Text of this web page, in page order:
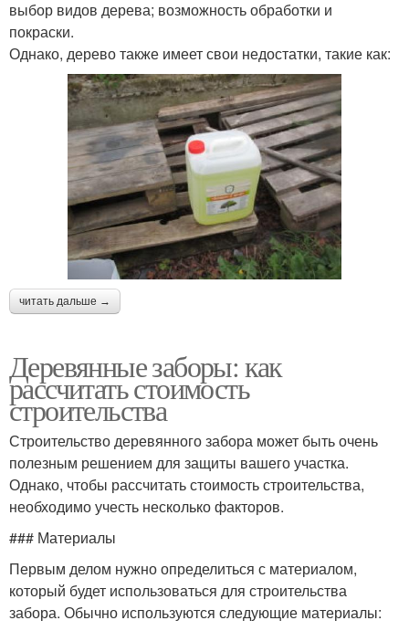
выбор видов дерева; возможность обработки и
покраски.
Однако, дерево также имеет свои недостатки, такие как:
читать дальше →
Деревянные заборы: как
рассчитать стоимость
строительства
Строительство деревянного забора может быть очень
полезным решением для защиты вашего участка.
Однако, чтобы рассчитать стоимость строительства,
необходимо учесть несколько факторов.
### Материалы
Первым делом нужно определиться с материалом,
который будет использоваться для строительства
забора. Обычно используются следующие материалы: